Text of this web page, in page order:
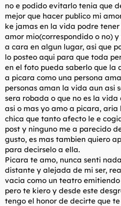
d
e
l
t
e
a
i
c
i
o
no e podido evitarlo tenia que
mejor que hacer publico mi
ke jamas en la vida podre
amor mio(correspondido o no)
a cara en algun lugar, asi que
lo posteo aqui para que toda
en el foto pueda saberlo que la
a picara como una persona
personas aman la vida aun asi
sera robada o que no es la
asi o mas yo amo a picara, aria
chica que tanto afecto le e
post y ninguno me a parecido
gusto, es mas tambien quiero
para decirselo a ella.
Picara te amo, nunca senti
distante y alejada de mi ser,
vacia como un teatro
pero te kiero y desde este
tengo el honor de decirte que